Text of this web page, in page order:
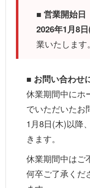
■ 営業開始日
2026年1月8
業いたします。
■ お問い合わせ
休業期間中にホ
でいただいたお
1月8日(木)以降
きます。
休業期間中はご
何卒ご了承くだ